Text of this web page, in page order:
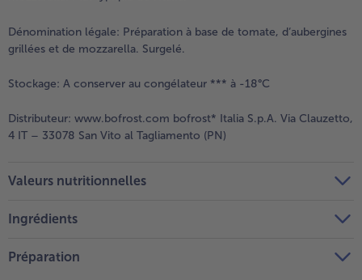
Dénomination légale: Préparation à base de tomate, d‘aubergines
grillées et de mozzarella. Surgelé.
Stockage: A conserver au congélateur *** à -18°C
Distributeur: www.bofrost.com bofrost* Italia S.p.A. Via Clauzetto,
4 IT – 33078 San Vito al Tagliamento (PN)
Valeurs nutritionnelles
Ingrédients
Préparation